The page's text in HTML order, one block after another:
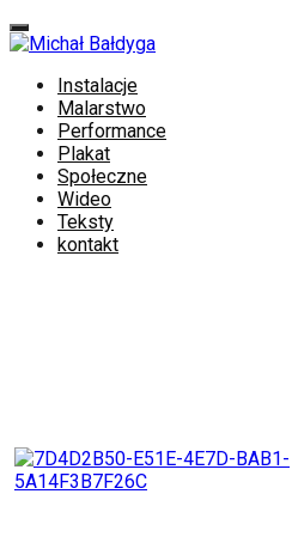
Skip
to
Instalacje
Malarstwo
Performance
Plakat
Społeczne
Wideo
Teksty
kontakt